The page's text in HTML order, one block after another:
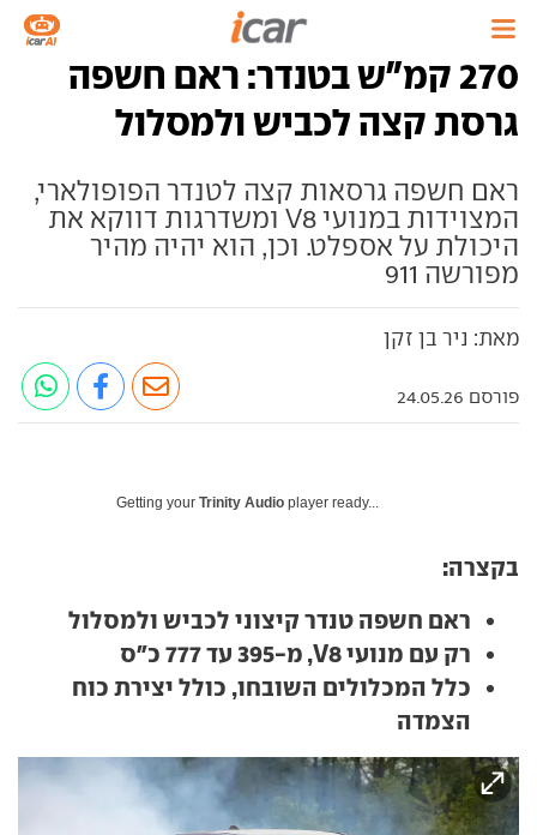
270 קמ"ש בטנדר: ראם חשפה
גרסת קצה לכביש ולמסלול
ראם חשפה גרסאות קצה לטנדר הפופולארי,
המצוידות במנועי V8 ומשדרגות דווקא את
היכולת על אספלט. וכן, הוא יהיה מהיר
מפורשה 911
מאת: ניר בן זקן
פורסם 24.05.26
Getting your Trinity Audio player ready...
בקצרה:
ראם חשפה טנדר קיצוני לכביש ולמסלול
רק עם מנועי V8, מ-395 עד 777 כ"ס
כלל המכלולים השובחו, כולל יצירת כוח
הצמדה